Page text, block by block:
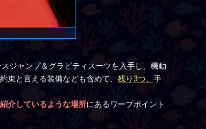
ジャンプ＆グラビティスーツを入手し、機動
束と言える装備なども含めて、 残り3つ、 手
介しているような場所にあるワープポイント